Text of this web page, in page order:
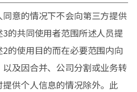
意的情况下不会向第三方提供
的共同使用者范围所述人员提
的使用目的而在必要范围内向
及因合并、公司分割或业务转
供个人信息的情况除外。此